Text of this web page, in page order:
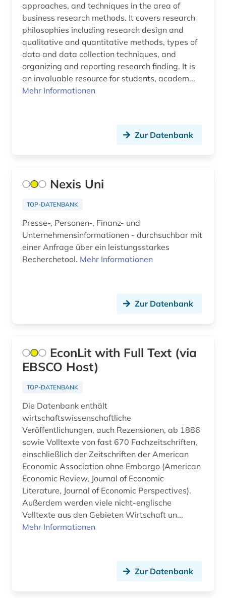
approaches, and techniques in the area of
business research methods. It covers research
philosophies including research design and
qualitative and quantitative methods, types of
data and data collection techniques, and
organizing and reporting research finding. It is
an invaluable resource for students, academ...
Mehr Informationen
Zur Datenbank
Nexis Uni
TOP-DATENBANK
Presse-, Personen-, Finanz- und
Unternehmensinformationen - durchsuchbar mit
einer Anfrage über ein leistungsstarkes
Recherchetool. Mehr Informationen
Zur Datenbank
EconLit with Full Text (via
EBSCO Host)
TOP-DATENBANK
Die Datenbank enthält
wirtschaftswissenschaftliche
Veröffentlichungen, auch Rezensionen, ab 1886
sowie Volltexte von fast 670 Fachzeitschriften,
einschließlich der Zeitschriften der American
Economic Association ohne Embargo (American
Economic Review, Journal of Economic
Literature, Journal of Economic Perspectives).
Außerdem werden viele nicht-englische
Volltexte aus den Gebieten Wirtschaft un...
Mehr Informationen
Zur Datenbank